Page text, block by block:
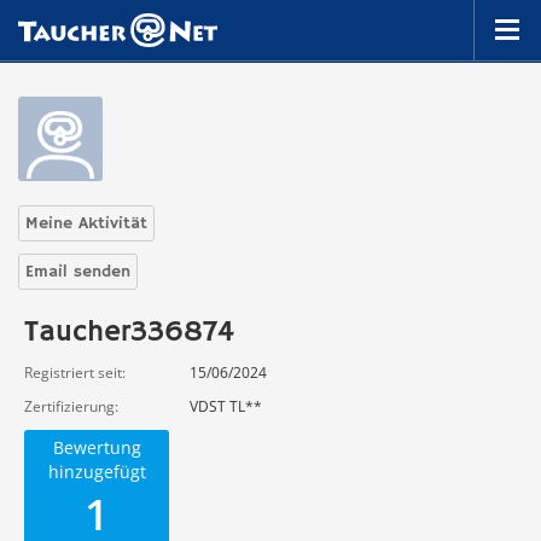
Meine Aktivität
Email senden
Taucher336874
Registriert seit
15/06/2024
Zertifizierung
VDST TL**
Bewertung
hinzugefügt
1